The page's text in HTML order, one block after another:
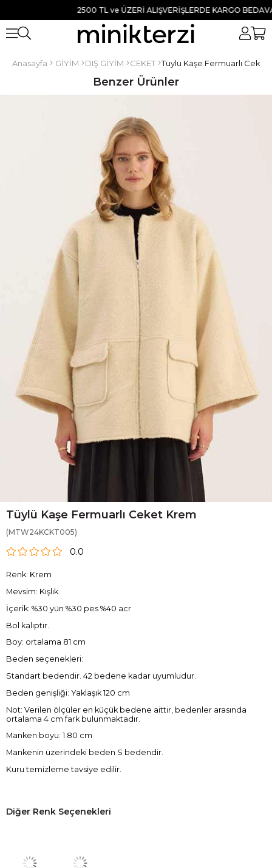
2500 TL ve ÜZERİ ALIŞVERİŞLERDE KARGO BEDAVA ●
Anasayfa GİYİM DIŞ GİYİM CEKET Tüylü Kaşe Fermuarlı Ceket
Benzer Ürünler
Tüylü Kaşe Fermuarlı Ceket Krem
(MTW24KCKT005)
0.0
Renk: Krem
Mevsim: Kışlık
İçerik: %30 yün %30 pes %40 acr
Bol kalıptır.
Boy: ortalama 81 cm
Beden seçenekleri:
Standart bedendir. 42 bedene kadar uyumludur.
Beden genişliği: Yaklaşık 120 cm
Not: Verilen ölçüler en küçük bedene aittir, bedenler arasında
ortalama 4 cm fark bulunmaktadır.
Manken boyu: 1.80 cm
Mankenin üzerindeki beden S bedendir.
Kuru temizleme tavsiye edilir.
Diğer Renk Seçenekleri